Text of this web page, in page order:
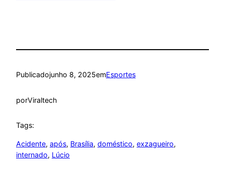
Publicadojunho 8, 2025emEsportes
porViraltech
Tags:
Acidente, após, Brasília, doméstico, exzagueiro
internado, Lúcio